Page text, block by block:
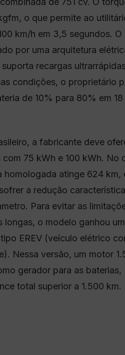
o que permite ao
km/h em 3,5 segundos. O
por uma arquitetura
recargas
condições, o proprietário
de 10% para 80% em 18
a fabricante deve
75 kWh e 100 kWh. No
homologada atinge 624 km,
a redução
Para evitar as
longas, o modelo ganhou
EREV (veículo elétrico
Nessa versão, um motor
gerador para as baterias,
total superior a 1.500 km.